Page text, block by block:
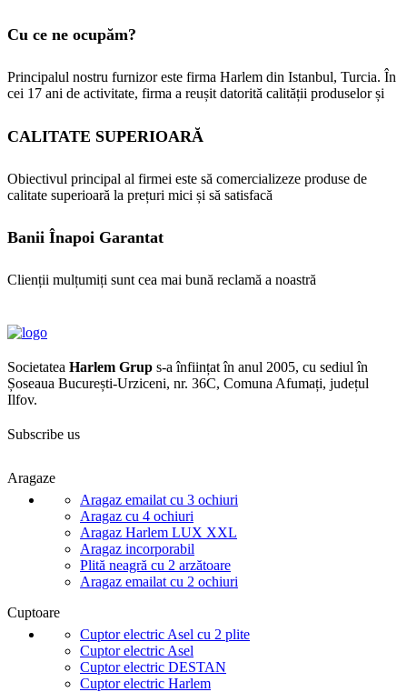
Cu ce ne ocupăm?
Principalul nostru furnizor este firma Harlem din Istanbul, Turcia. În
cei 17 ani de activitate, firma a reușit datorită calității produselor și
CALITATE SUPERIOARĂ
Obiectivul principal al firmei este să comercializeze produse de
calitate superioară la prețuri mici și să satisfacă
Banii Înapoi Garantat
Clienții mulțumiți sunt cea mai bună reclamă a noastră
Societatea Harlem Grup s-a înființat în anul 2005, cu sediul în
Șoseaua București-Urziceni, nr. 36C, Comuna Afumați, județul
Ilfov.
Subscribe us
Aragaze
Aragaz emailat cu 3 ochiuri
Aragaz cu 4 ochiuri
Aragaz Harlem LUX XXL
Aragaz incorporabil
Plită neagră cu 2 arzătoare
Aragaz emailat cu 2 ochiuri
Cuptoare
Cuptor electric Asel cu 2 plite
Cuptor electric Asel
Cuptor electric DESTAN
Cuptor electric Harlem